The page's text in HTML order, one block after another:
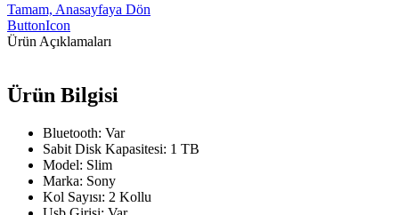
Tamam, Anasayfaya Dön
ButtonIcon
Ürün Açıklamaları
Ürün Bilgisi
Bluetooth: Var
Sabit Disk Kapasitesi: 1 TB
Model: Slim
Marka: Sony
Kol Sayısı: 2 Kollu